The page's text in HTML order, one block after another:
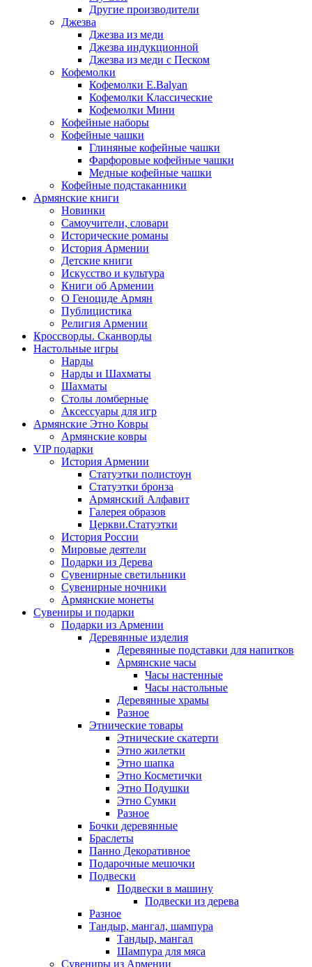
Другие производители
Джезва
Джезва из меди
Джезва индукционной
Джезва из меди с Песком
Кофемолки
Кофемолки E.Balyan
Кофемолки Классические
Кофемолки Мини
Кофейные наборы
Кофейные чашки
Глиняные кофейные чашки
Фарфоровые кофейные чашки
Медные кофейные чашки
Кофейные подстаканники
Армянские книги
Новинки
Самоучители, словари
Исторические романы
История Армении
Детские книги
Иcкусство и культура
Книги об Армении
О Геноциде Армян
Публицистика
Религия Армении
Кроссворды. Сканворды
Настольные игры
Нарды
Нарды и Шахматы
Шахматы
Столы ломберные
Аксессуары для игр
Армянские Этно Ковры
Армянские ковры
VIP подарки
История Армении
Статуэтки полистоун
Статуэтки бронза
Армянский Алфавит
Галерея образов
Церкви.Статуэтки
История России
Мировые деятели
Подарки из Дерева
Сувенирные светильники
Сувенирные ночники
Армянские монеты
Сувениры и подарки
Подарки из Армении
Деревянные изделия
Деревянные подставки для напитков
Армянские часы
Часы настенные
Часы настольные
Деревянные храмы
Разное
Этнические товары
Этнические скатерти
Этно жилетки
Этно шапка
Этно Косметички
Этно Подушки
Этно Сумки
Разное
Бочки деревянные
Браслеты
Панно Декоративное
Подарочные мешочки
Подвески
Подвески в машину
Подвески из дерева
Разное
Тандыр, мангал, шампура
Тандыр, мангал
Шампура для мяса
Сувениры из Армении